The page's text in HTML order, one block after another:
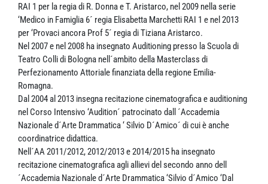
RAI 1 per la regia di R. Donna e T. Aristarco, nel 2009 nella serie
‘Medico in Famiglia 6´ regia Elisabetta Marchetti RAI 1 e nel 2013
per ‘Provaci ancora Prof 5´ regia di Tiziana Aristarco.
Nel 2007 e nel 2008 ha insegnato Auditioning presso la Scuola di
Teatro Colli di Bologna nell´ambito della Masterclass di
Perfezionamento Attoriale finanziata della regione Emilia-
Romagna.
Dal 2004 al 2013 insegna recitazione cinematografica e auditioning
nel Corso Intensivo ‘Audition´ patrocinato dall ´Accademia
Nazionale d´Arte Drammatica ‘ Silvio D´Amico´ di cui è anche
coordinatrice didattica.
Nell´AA 2011/2012, 2012/2013 e 2014/2015 ha insegnato
recitazione cinematografica agli allievi del secondo anno dell
´Accademia Nazionale d´Arte Drammatica ‘Silvio d´Amico ‘Dal